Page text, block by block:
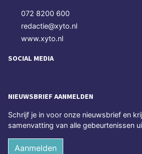
072 8200 600
redactie@xyto.nl
www.xyto.nl
SOCIAL MEDIA
NIEUWSBRIEF AANMELDEN
Schrijf je in voor onze nieuwsbrief en
samenvatting van alle gebeurtenissen
Aanmelden